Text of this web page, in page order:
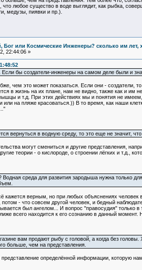
что любое существо в воде выглядит, как рыбка,
медузы, пиявки и пр.).
Бог или Космические Инженеры? сколько им лет,
22:44:06 »
Если бы создатели-инженеры на самом деле были и
чем это может показаться. Если они - создатели,
в жизнь на их плане, нам не видно, также как и им
и т.д. При этих действиях мы и понятия не
на пляже красоваться.)) В то время, как наши
вернуться в водную среду, то это еще не значит,
могут смениться и другие представления,
теории - о кислороде, о строении лёгких и т.д.,
Водная среда для развития зародыша нужна только
верным, но при любых объяснениях человек
- что совсем другой человек, и бедный
был ангелом... И вопрос "правосудия" только
всего находится к его сознанию в данный
вам продают рыбу с головой, а когда без
больше, чем на представления.
определённой информации, которую